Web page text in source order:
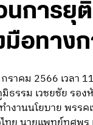
นการยุติ
มือทาง
ราคม 2566 เวลา
มิธรรม เวชยชัย รอ
งานนโยบาย พรร